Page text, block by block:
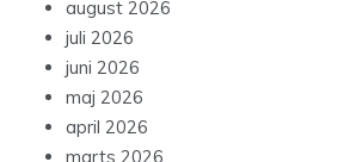
august 2026
juli 2026
juni 2026
maj 2026
april 2026
marts 2026